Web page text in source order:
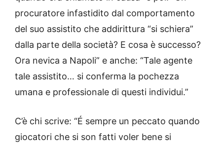
procuratore infastidito dal comportamento
del suo assistito che addirittura “si schiera”
dalla parte della società? E cosa è successo?
Ora nevica a Napoli” e anche: “Tale agente
tale assistito… si conferma la pochezza
umana e professionale di questi individui.”
C’è chi scrive: “É sempre un peccato quando
giocatori che si son fatti voler bene si